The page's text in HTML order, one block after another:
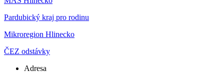
Pardubický kraj pro rodinu
Mikroregion Hlinecko
ČEZ odstávky
Adresa